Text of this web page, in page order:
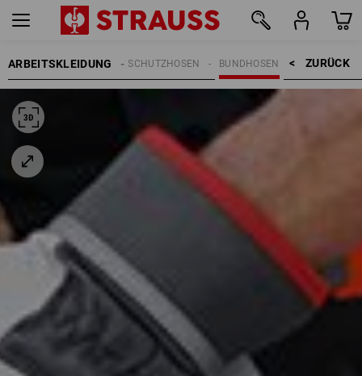
ARBEITSKLEIDUNG ZURÜCK    >
BUNDHOSEN
SCHNITTSCHUTZHOSEN